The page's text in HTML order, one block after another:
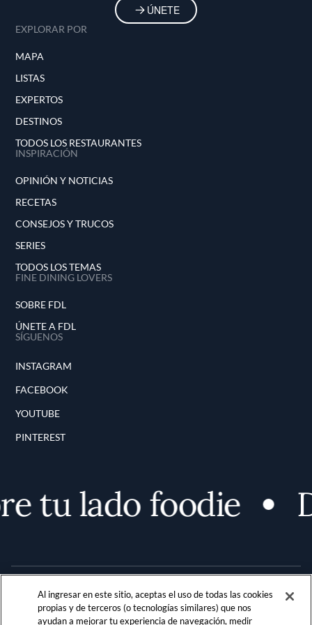
ÚNETE
EXPLORAR POR
MAPA
LISTAS
EXPERTOS
DESTINOS
TODOS LOS RESTAURANTES
INSPIRACIÓN
OPINIÓN Y NOTICIAS
RECETAS
CONSEJOS Y TRUCOS
SERIES
TODOS LOS TEMAS
FINE DINING LOVERS
SOBRE FDL
ÚNETE A FDL
SÍGUENOS
INSTAGRAM
FACEBOOK
YOUTUBE
PINTEREST
tu lado foodie
Al ingresar en este sitio, aceptas el uso de todas las cookies
propias y de terceros (o tecnologías similares) que nos
ayudan a mejorar tu experiencia de navegación, medir